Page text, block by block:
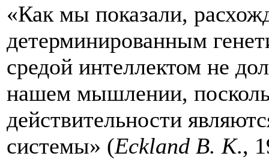
«Как мы показали,
детерминированным
средой интеллектом не
нашем мышлении,
действительности
системы» (Eckland В. К.,